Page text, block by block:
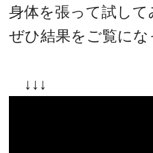
身体を張って試し
ぜひ結果をご覧にな
↓↓↓